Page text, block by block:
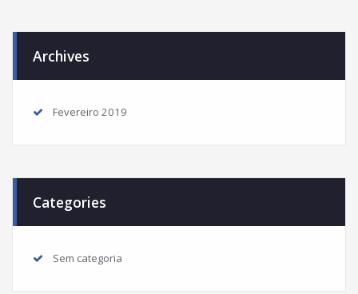
Archives
Fevereiro 2019
Categories
Sem categoria